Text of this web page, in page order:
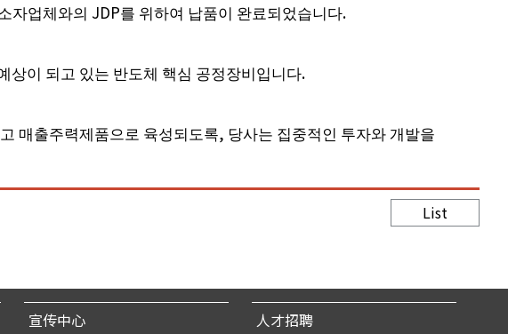
자업체와의 JDP를 위하여 납품이 완료되었습니다.
이 되고 있는 반도체 핵심 공정장비입니다.
매출주력제품으로 육성되도록, 당사는 집중적인 투자와 개발을
List
宣传中心 人才招聘